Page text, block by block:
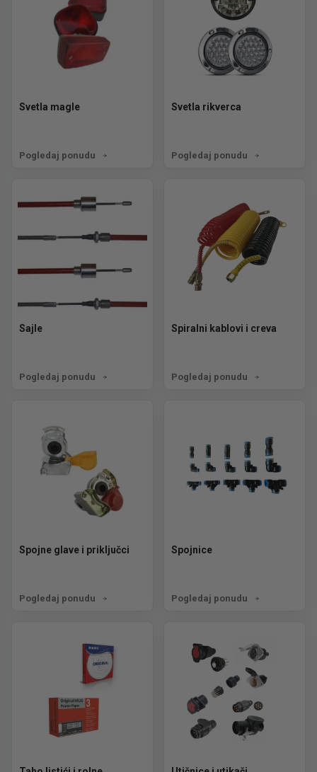
Svetla magle
Pogledaj ponudu
Svetla rikverca
Pogledaj ponudu
Sajle
Pogledaj ponudu
Spiralni kablovi i creva
Pogledaj ponudu
Spojne glave i priključci
Pogledaj ponudu
Spojnice
Pogledaj ponudu